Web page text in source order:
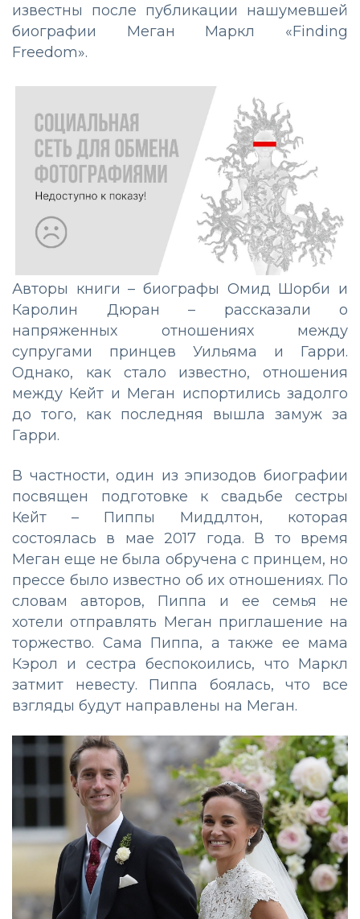
известны после публикации нашумевшей
биографии Меган Маркл «Finding
Freedom».
Авторы книги – биографы Омид Шорби и
Каролин Дюран – рассказали о
напряженных отношениях между
супругами принцев Уильяма и Гарри.
Однако, как стало известно, отношения
между Кейт и Меган испортились задолго
до того, как последняя вышла замуж за
Гарри.
В частности, один из эпизодов биографии
посвящен подготовке к свадьбе сестры
Кейт – Пиппы Миддлтон, которая
состоялась в мае 2017 года. В то время
Меган еще не была обручена с принцем, но
прессе было известно об их отношениях. По
словам авторов, Пиппа и ее семья не
хотели отправлять Меган приглашение на
торжество. Сама Пиппа, а также ее мама
Кэрол и сестра беспокоились, что Маркл
затмит невесту. Пиппа боялась, что все
взгляды будут направлены на Меган.